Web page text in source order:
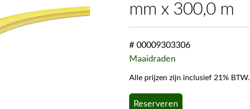
mm x 300,0 m
# 00009303306
Maaidraden
Alle prijzen zijn inclusief 21% BTW.
Reserveren